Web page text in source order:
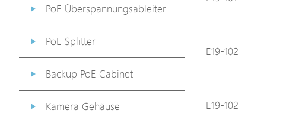
PoE Überspannungsableiter
PoE Splitter
Backup PoE Cabinet
Kamera Gehäuse
E19-102
E19-102